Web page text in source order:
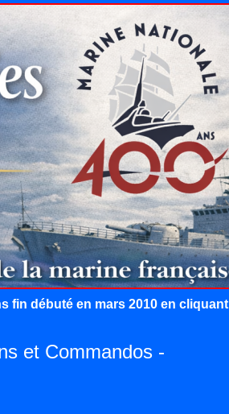
fin débuté en mars 2010 en cliquant
et Commandos -